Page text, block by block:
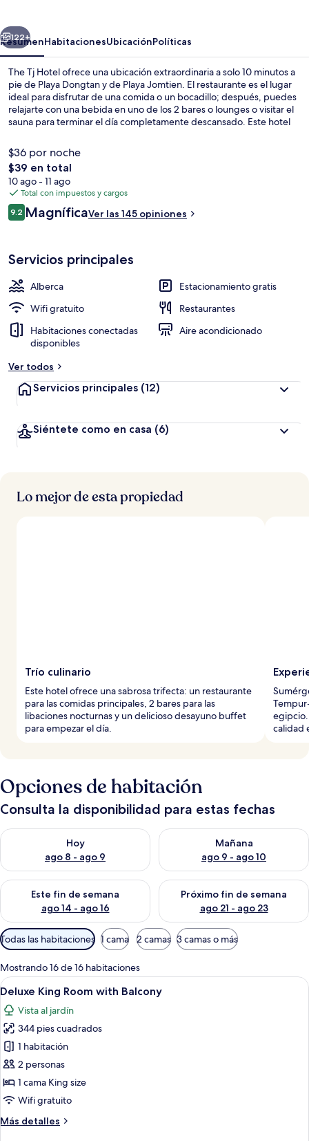
Siguiente
122+
ResumenHabitacionesUbicaciónPolíticas
The Tj Hotel ofrece una ubicación extraordinaria a solo 10 minutos a
pie de Playa Dongtan y de Playa Jomtien. El restaurante es el lugar
ideal para disfrutar de una comida o un bocadillo; después, puedes
relajarte con una bebida en uno de los 2 bares o lounges o visitar el
sauna para terminar el día completamente descansado. Este hotel
su sala de fitness.
$36 por noche
El
precio
total
es
de
$39 en total
10 ago - 11 ago
Total con impuestos y cargos
Opiniones
9.29.2 de 10,
MagníficaVer las 145 opiniones
Servicios principales
Alberca
Estacionamiento gratis
Wifi gratuito
Restaurantes
Habitaciones conectadas
disponibles
Aire acondicionado
Ver todos
Servicios principales (12)
Siéntete como en casa (6)
Lo mejor de esta propiedad
Trío culinario
Este hotel ofrece una sabrosa trifecta: un restaurante
para las comidas principales, 2 bares para las
libaciones nocturnas y un delicioso desayuno buffet
para empezar el día.
egipcio.
calidad
Opciones de habitación
Consulta la disponibilidad para estas fechas
Hoy
ago 8 - ago 9
Consulta la disponibilidad para hoy ago 8 - ago 9
Mañana
ago 9 - ago 10
Consulta la disponibilidad
Este fin de semana
ago 14 - ago 16
Consulta la disponibilidad para este fin de semana ago 14 -
Próximo fin de semana
ago 21 - ago 23
Consulta la disponibilidad
Filtros
disponibles
para
las
habitaciones
Todas las habitaciones 1 cama 2 camas 3 camas o más
Mostrando 16 de 16 habitaciones
Abrir
todas
las
fotos
de
Deluxe
King
Room
Balcony
Habitación de hotel con una cama
10
Deluxe King Room with Balcony
Vista al jardín
344 pies cuadrados
1 habitación
2 personas
1 cama King size
Wifi gratuito
Más detalles
Más